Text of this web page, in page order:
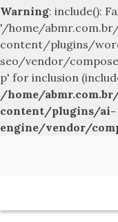
Warning: include():
'/home/
content/plugins/
seo/vendor/
p' for inclusion
/home/
content/plugins/ai-
engine/vendor/